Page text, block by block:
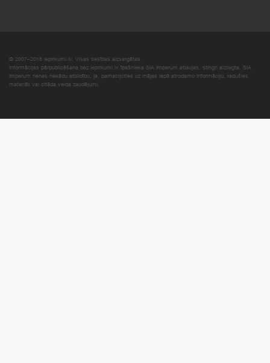
© 2007–2018 Iepirkumi.lv. Visas tiesības aizsargātas.
Informācijas pārpublicēšana bez iepirkumi.lv īpašnieka SIA Imperum atļaujas, stingri aizliegta. SIA
Imperum nenes nekādu atbildību, ja, pamatojoties uz mājas lapā atrodamo informāciju, radušies
materiāli vai citāda veida zaudējumi.